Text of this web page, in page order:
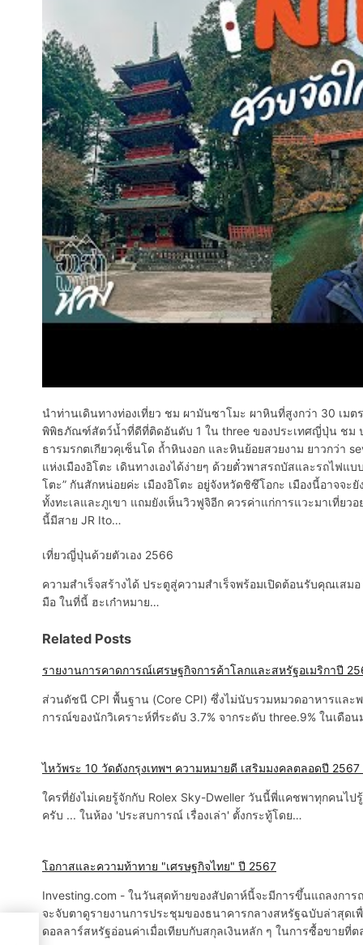
นำท่านเดินทางท่องเที่ยว ชม ผามันซาโมะ ผาหินที่สูงกว่า 30 เ
พิพิธภัณฑ์สัตว์น้ำที่ดีที่ติดอันดับ 1 ใน three ของประเทศญี่ปุ่น ชม
ธารมรกตเกียวคุเซ็นโด ถ้ำหินงอก และหินย้อยสวยงาม ยาวกว่า
แห่งเมืองอิโตะ เดินทางเองได้ง่ายๆ ด้วยตั๋วพาสรถบัสและรถไฟแ
โตะ” กันสักหน่อยค่ะ เมืองอิโตะ อยู่จังหวัดชิซึโอกะ เมืองนี้อาจจ
ทั้งทะเลและภูเขา แถมยังเห็นวิวฟูจิอีก ควรค่าแก่การแวะมาเที่ย
นี้มีสาย JR Ito…
เที่ยวญี่ปุ่นด้วยตัวเอง 2566
ความสำเร็จสร้างได้ ประตูสู่ความสำเร็จพร้อมเปิดต้อนรับคุณเ
มือ ในที่นี้ ฮะเก๋าหมาย…
Related Posts
รายงานการคาดการณ์เศรษฐกิจการค้าโลกและสหรัฐอเมริกาปี
ส่วนดัชนี CPI พื้นฐาน (Core CPI) ซึ่งไม่นับรวมหมวดอาหารและ
การณ์ของนักวิเคราะห์ที่ระดับ 3.7% จากระดับ three.9% ในเดือ
ไหว้พระ 10 วัดดังกรุงเทพฯ ความหมายดี เสริมมงคลตลอดปี
ใครที่ยังไม่เคยรู้จักกับ Rolex Sky-Dweller วันนี้พี่แคชพาทุกคนไ
ครับ ... ในห้อง 'ประสบการณ์ เรื่องเล่า' ตั้งกระทู้โดย…
โอกาสและความท้าทาย "เศรษฐกิจไทย" ปี 2567
Investing.com - ในวันสุดท้ายของสัปดาห์นี้จะมีการขึ้นแถลงกา
จะจับตาดูรายงานการประชุมของธนาคารกลางสหรัฐฉบับล่าสุดเ
ดอลลาร์สหรัฐอ่อนค่าเมื่อเทียบกับสกุลเงินหลัก ๆ ในการซื้อขายที่
P
o
t
n
v
i
g